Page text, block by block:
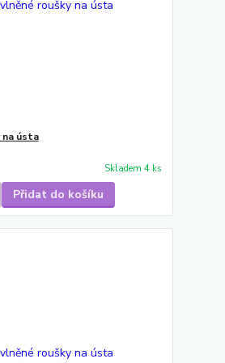
na ústa
Skladem 4 ks
Přidat do košíku